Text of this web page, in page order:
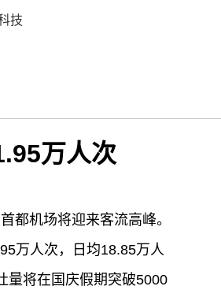
技
万人次
都机场将迎来客流高峰。
万人次，日均18.85万人
量将在国庆假期突破5000